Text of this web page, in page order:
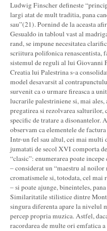
Ludwig Finscher defineste
largi atat de mult traditia, pana
sau”(21). Pornind de la aceasta
Gesualdo in tabloul vast al
rand, se impune necesitatea
scriitura polifonica renascentista,
sistemul de reguli al lui Giovanni
Creatia lui Palestrina s-a
model desavarsit al
survenit ca o urmare fireasca a
lucrarile palestriniene si, mai
pregatirea si rezolvarea
specific de tratare a disonantelor.
observam ca elementele de
Intr-un fel sau altul, cei mai multi
jumatati de secol XVI comporta
“clasic”: enumerarea poate
– considerat un “maestru al noilor
cromatismele si, totodata, cel
– si poate ajunge, bineinteles,
Similaritatile stilistice dintre
singura diferenta apare la nivelul
percep propria muzica. Astfel,
racordarea de multe ori emfatica